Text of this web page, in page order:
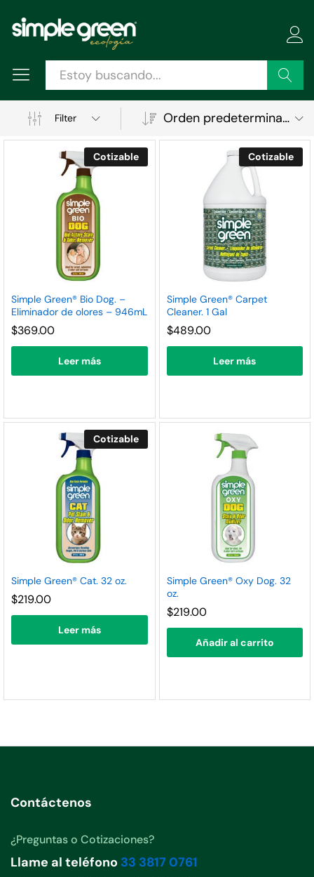
Buscar
Filter Orden predeterminado
Cotizable
Simple Green® Bio Dog. –
Eliminador de olores – 946mL
$369.00
Leer más
Cotizable
Simple Green® Carpet
Cleaner. 1 Gal
$489.00
Leer más
Cotizable
Simple Green® Cat. 32 oz.
$219.00
Leer más
Simple Green® Oxy Dog. 32
oz.
$219.00
Añadir al carrito
Contáctenos
¿Preguntas o Cotizaciones?
Llame al teléfono 33 3817 0761